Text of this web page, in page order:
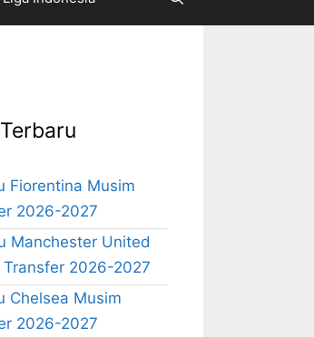
Fiorentina Musim
2026-2027
Manchester United
2026-2027
Chelsea Musim
2026-2027